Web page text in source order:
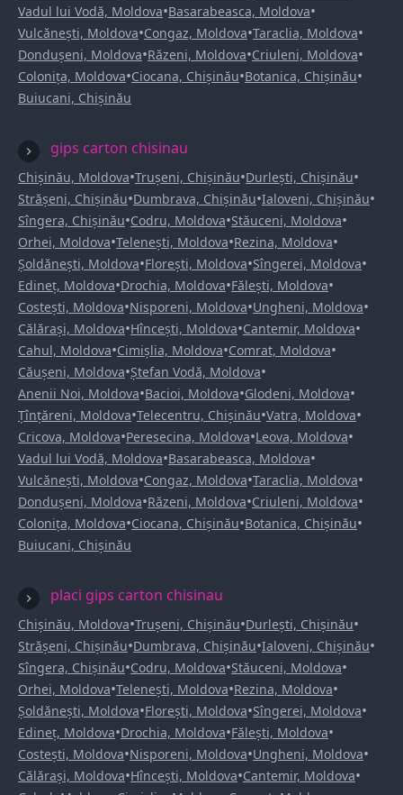
Vadul lui Vodă, Moldova•Basarabeasca, Moldova•
Vulcănești, Moldova•Congaz, Moldova•Taraclia, Moldova•
Dondușeni, Moldova•Răzeni, Moldova•Criuleni, Moldova•
Colonița, Moldova•Ciocana, Chișinău•Botanica, Chișinău•
Buiucani, Chișinău
gips carton chisinau
Chișinău, Moldova•Trușeni, Chișinău•Durlești, Chișinău•
Strășeni, Chișinău•Dumbrava, Chișinău•Ialoveni, Chișinău•
Sîngera, Chișinău•Codru, Moldova•Stăuceni, Moldova•
Orhei, Moldova•Telenești, Moldova•Rezina, Moldova•
Șoldănești, Moldova•Florești, Moldova•Sîngerei, Moldova•
Edineț, Moldova•Drochia, Moldova•Fălești, Moldova•
Costești, Moldova•Nisporeni, Moldova•Ungheni, Moldova•
Călărași, Moldova•Hîncești, Moldova•Cantemir, Moldova•
Cahul, Moldova•Cimișlia, Moldova•Comrat, Moldova•
Căușeni, Moldova•Ștefan Vodă, Moldova•
Anenii Noi, Moldova•Bacioi, Moldova•Glodeni, Moldova•
Țînțăreni, Moldova•Telecentru, Chișinău•Vatra, Moldova•
Cricova, Moldova•Peresecina, Moldova•Leova, Moldova•
Vadul lui Vodă, Moldova•Basarabeasca, Moldova•
Vulcănești, Moldova•Congaz, Moldova•Taraclia, Moldova•
Dondușeni, Moldova•Răzeni, Moldova•Criuleni, Moldova•
Colonița, Moldova•Ciocana, Chișinău•Botanica, Chișinău•
Buiucani, Chișinău
placi gips carton chisinau
Chișinău, Moldova•Trușeni, Chișinău•Durlești, Chișinău•
Strășeni, Chișinău•Dumbrava, Chișinău•Ialoveni, Chișinău•
Sîngera, Chișinău•Codru, Moldova•Stăuceni, Moldova•
Orhei, Moldova•Telenești, Moldova•Rezina, Moldova•
Șoldănești, Moldova•Florești, Moldova•Sîngerei, Moldova•
Edineț, Moldova•Drochia, Moldova•Fălești, Moldova•
Costești, Moldova•Nisporeni, Moldova•Ungheni, Moldova•
Călărași, Moldova•Hîncești, Moldova•Cantemir, Moldova•